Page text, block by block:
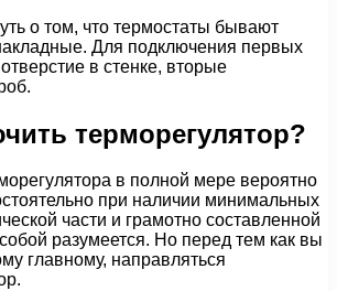
о том, что термостаты бывают
Для подключения первых
в стенке, вторые
терморегулятор?
в полной мере вероятно
при наличии минимальных
части и грамотно составленной
разумеется. Но перед тем как вы
главному, направляться